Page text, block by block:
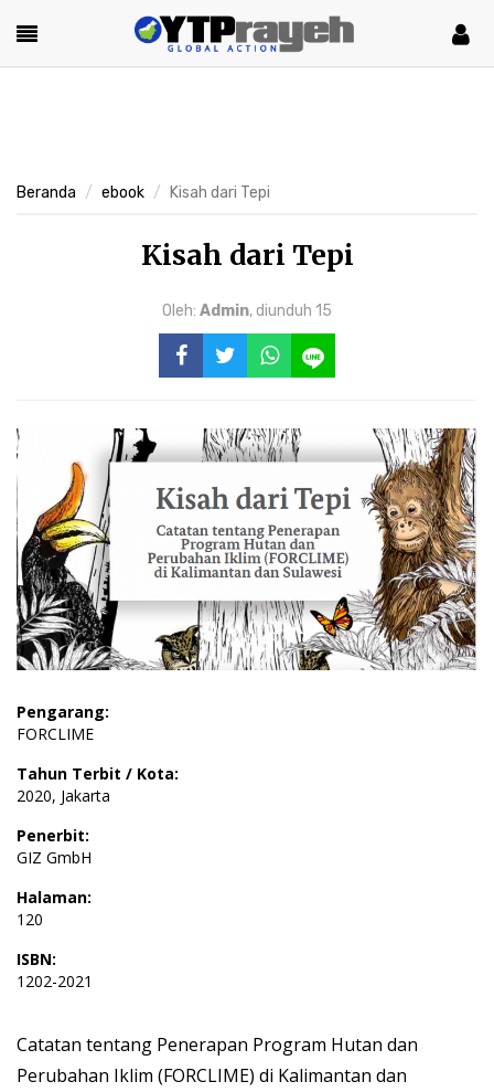
Beranda ebook Kisah dari Tepi
Kisah dari Tepi
Oleh: Admin, diunduh 15
Pengarang:
FORCLIME
Tahun Terbit / Kota:
2020, Jakarta
Penerbit:
GIZ GmbH
Halaman:
120
ISBN:
1202-2021
Catatan tentang Penerapan Program Hutan dan
Perubahan Iklim (FORCLIME) di Kalimantan dan